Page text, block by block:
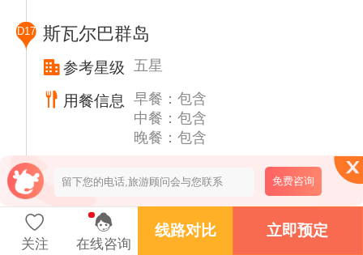
的！在古老的采矿小镇新奥尔松附近，探索令
人惊叹的国王湾。您的船将进入斯瓦尔巴群岛
最美丽的峡湾之一：孔斯峡湾（国王峡湾），
这是通往壮丽风景的门户。在这里，白雪皑皑
的山脉倒映在水面上，令人惊叹的冰山相互竞
争。海豹、驯鹿、小羚羊和镜子海鸠经常出现
在这些独特环境中。到达峡湾的尽头，欣赏国
王冰川及其三个特色岩石点，它们的名字来源
于三个斯堪的纳维亚国家：Svea（瑞典）、
Dana（丹麦）和Nora（挪威）。
和Raudfjordbreen冰川，宽3公里。在东部，
一直是捕猎者、渔民和探险家登陆的地方，
1927年建造的瑞典捕猎者小
屋“Raudfjordhytta”就是明证。史密伦堡位于
斯瓦尔巴群岛的西北端，处于海洋和北极的十
字路口，是阿姆斯特丹岛南部的前荷兰捕鲸殖
民地。在陡峭的山坡、高原、湖泊和泻湖的景
观中，您将停靠在沙滩上。这里点缀着浮木和
用来融化鲸鱼脂肪的熔炉遗迹，是斯匹次卑尔
根最重要的考古遗址之一。
是爱的峡湾）入口，它静静地展示着由苔藓和
加上鸟儿们，形成了此处的美景。
摩纳哥冰川
位于斯瓦尔巴群岛西北部，可能是斯匹次卑尔
根最美丽、最雄伟的冰川之一。它是为了纪念
摩纳哥航海家阿尔伯特一世亲王而命名的，它
像一堵锯齿状、不可穿透的蓝色反射墙，是到
达北纬80度前的最后一座冰川。你可能会有机
会看到北极熊和鲸鱼，它们特别喜欢这个地
方。
沿着4公里长(但相当狭窄)的阿克塞洛亚岛穿
过峡湾。邮轮会让冲锋艇在雷切峡湾的卡里普
索比恩着陆。
驶向浮冰
我们的船将航行到冰的边缘。如果天气和冰的
条件允许，你将有机会在漂移的海冰中进行一
次独特的冲锋艇巡游之旅。这些浮冰有些超过
2米厚，除了在这些“浮冰”中间进行壮观的航
行，这也是一个经常遇到依赖浮冰的特定动物
群的机会：鸟类、海豹和北极熊。
兰研究人员和挪威极地研究所之间的工作关系
良好，这确保了科考站的未来资金的继续提
供。
峡湾长近30公里，许多人称它是最美丽的峡
湾，有许多冰川崩解入水中，沿岸还有高耸的
山脉。山顶通常被厚厚的云层覆盖，东斯匹次
卑尔根海流经常将浮冰带入峡湾口。展现在我
们面前的是一出令人印象深刻的画作。
贝尔松峡湾
贝尔松德拥有斯瓦尔巴特群岛最丰富的煤层之
D17 斯瓦尔巴群岛
参考星级 五星
用餐信息
早餐：包含
中餐：包含
晚餐：包含
行程概述
斯瓦尔巴群岛
关注 在线咨询
线路对比 立即预定
免费咨询